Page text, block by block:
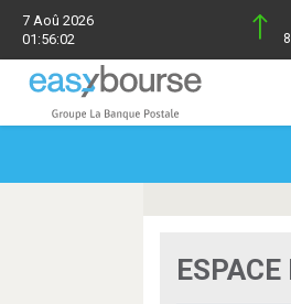
7 Aoû 2026
01:56:02